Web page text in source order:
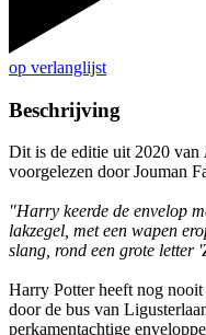
op verlanglijst
Beschrijving
Dit is de editie uit 2020 van
voorgelezen door Jouman
"Harry keerde de envelop
lakzegel, met een wapen
slang, rond een grote letter
Harry Potter heeft nog
door de bus van
perkamentachtige